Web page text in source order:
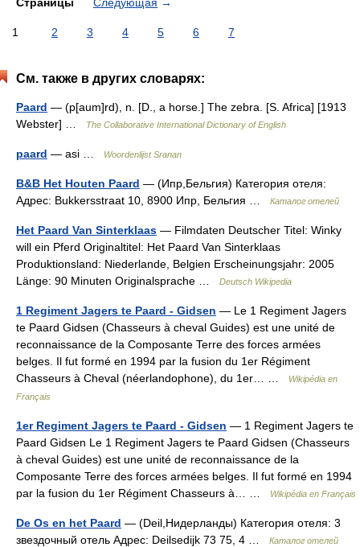
1 2 3 4 5 6 7
См. также в других словарях:
Paard — (p[aum]rd), n. [D., a horse.] The zebra. [S. Africa] [1913
Webster] …
The Collaborative International Dictionary of English
paard — asi … Woordenlijst Sranan
B&B Het Houten Paard — (Ипр,Бельгия) Категория отеля:
Адрес: Bukkersstraat 10, 8900 Ипр, Бельгия …
Каталог отелей
Het Paard Van Sinterklaas — Filmdaten Deutscher Titel: Winky
will ein Pferd Originaltitel: Het Paard Van Sinterklaas
Produktionsland: Niederlande, Belgien Erscheinungsjahr: 2005
Länge: 90 Minuten Originalsprache …
Deutsch Wikipedia
1 Regiment Jagers te Paard - Gidsen — Le 1 Regiment Jagers
te Paard Gidsen (Chasseurs à cheval Guides) est une unité de
reconnaissance de la Composante Terre des forces armées
belges. Il fut formé en 1994 par la fusion du 1er Régiment
Chasseurs à Cheval (néerlandophone), du 1er… …
Wikipédia en
Français
1er Regiment Jagers te Paard - Gidsen — 1 Regiment Jagers te
Paard Gidsen Le 1 Regiment Jagers te Paard Gidsen (Chasseurs
à cheval Guides) est une unité de reconnaissance de la
Composante Terre des forces armées belges. Il fut formé en 1994
par la fusion du 1er Régiment Chasseurs à… …
Wikipédia en Français
De Os en het Paard — (Deil,Нидерланды) Категория отеля: 3
звездочный отель Адрес: Deilsedijk 73 75, 4 …
Каталог отелей